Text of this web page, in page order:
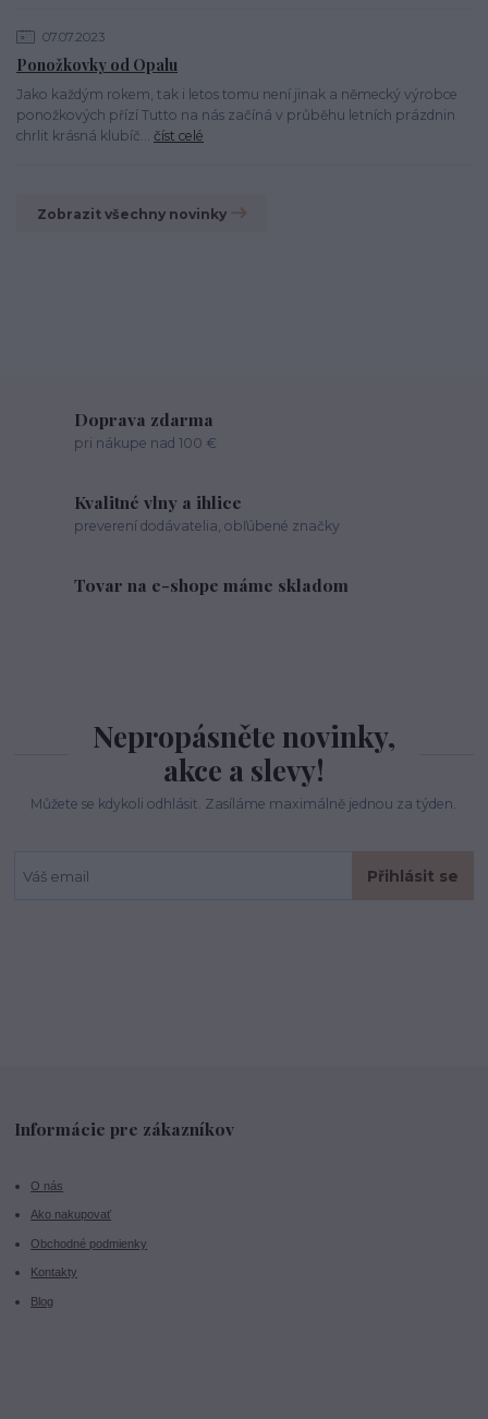
07.07.2023
Ponožkovky od Opalu
Jako každým rokem, tak i letos tomu není jinak a německý výrobce
ponožkových přízí Tutto na nás začíná v průběhu letních prázdnin
chrlit krásná klubíč... číst celé
Zobrazit všechny novinky
Doprava zdarma
pri nákupe nad 100 €
Kvalitné vlny a ihlice
preverení dodávatelia, obľúbené značky
Tovar na e-shope máme skladom
Nepropásněte novinky,
akce a slevy!
Můžete se kdykoli odhlásit. Zasíláme maximálně jednou za týden.
Přihlásit se
Informácie pre zákazníkov
O nás
Ako nakupovať
Obchodné podmienky
Kontakty
Blog